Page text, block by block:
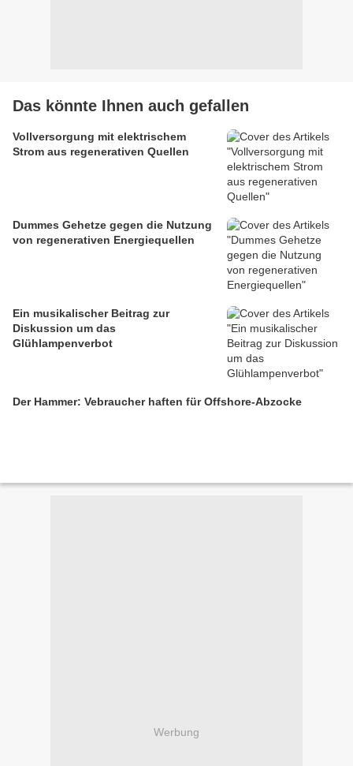
Das könnte Ihnen auch gefallen
Vollversorgung mit elektrischem
Strom aus regenerativen Quellen
Dummes Gehetze gegen die Nutzung
von regenerativen Energiequellen
Ein musikalischer Beitrag zur
Diskussion um das
Glühlampenverbot
Der Hammer: Vebraucher haften für Offshore-Abzocke
Werbung